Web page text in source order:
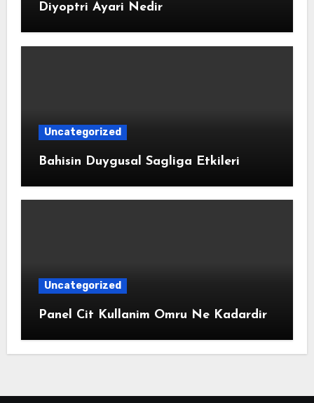
Diyoptri Ayari Nedir
Uncategorized
Bahisin Duygusal Sagliga Etkileri
Uncategorized
Panel Cit Kullanim Omru Ne Kadardir